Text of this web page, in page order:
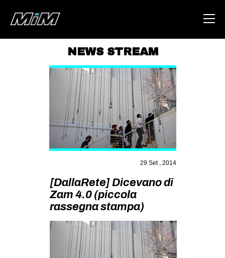
ABOUT
AREA
DEGENERAZIONE
GAZA FREESTYLE
CSOA LAMBRETTA
MSM
STUDENTI TSUNAMI
ZAM
MILANO
MOBILITAZIONI
NEWS STREAM
29 Set , 2014
[DallaRete] Dicevano di
Zam 4.0 (piccola
rassegna stampa)